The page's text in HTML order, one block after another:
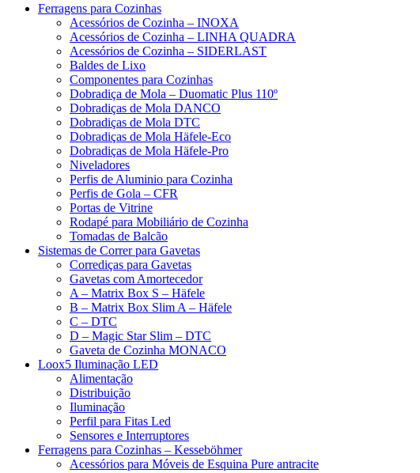
Ferragens para Cozinhas
Acessórios de Cozinha – INOXA
Acessórios de Cozinha – LINHA QUADRA
Acessórios de Cozinha – SIDERLAST
Baldes de Lixo
Componentes para Cozinhas
Dobradiça de Mola – Duomatic Plus 110º
Dobradiças de Mola DANCO
Dobradiças de Mola DTC
Dobradiças de Mola Häfele-Eco
Dobradiças de Mola Häfele-Pro
Niveladores
Perfis de Aluminio para Cozinha
Perfis de Gola – CFR
Portas de Vitrine
Rodapé para Mobiliário de Cozinha
Tomadas de Balcão
Sistemas de Correr para Gavetas
Corrediças para Gavetas
Gavetas com Amortecedor
A – Matrix Box S – Häfele
B – Matrix Box Slim A – Häfele
C – DTC
D – Magic Star Slim – DTC
Gaveta de Cozinha MONACO
Loox5 Iluminação LED
Alimentação
Distribuição
Iluminação
Perfil para Fitas Led
Sensores e Interruptores
Ferragens para Cozinhas – Kesseböhmer
Acessórios para Móveis de Esquina Pure antracite